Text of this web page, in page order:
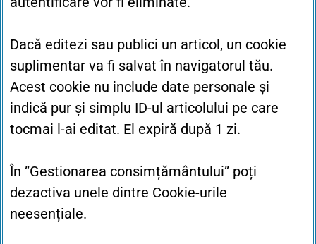
Dacă editezi sau publici un articol, un cookie
suplimentar va fi salvat în navigatorul tău.
Acest cookie nu include date personale și
indică pur și simplu ID-ul articolului pe care
tocmai l-ai editat. El expiră după 1 zi.
În ”Gestionarea consimțământului” poți
dezactiva unele dintre Cookie-urile
neesențiale.